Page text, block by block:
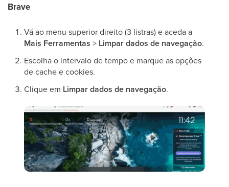
Brave
Vá ao menu superior direito (3 listras) e aceda a
Mais Ferramentas > Limpar dados de navegação.
Escolha o intervalo de tempo e marque as opções
de cache e cookies.
Clique em Limpar dados de navegação.